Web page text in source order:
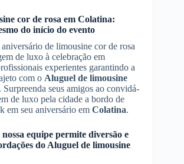
cor de rosa em Colatina:
do início do evento
de limousine cor de rosa
de luxo à celebração em
experientes garantindo a
com o Aluguel de limousine
. Surpreenda seus amigos ao convidá-
de luxo pela cidade a bordo de
em seu aniversário em Colatina.
equipe permite diversão e
do Aluguel de limousine